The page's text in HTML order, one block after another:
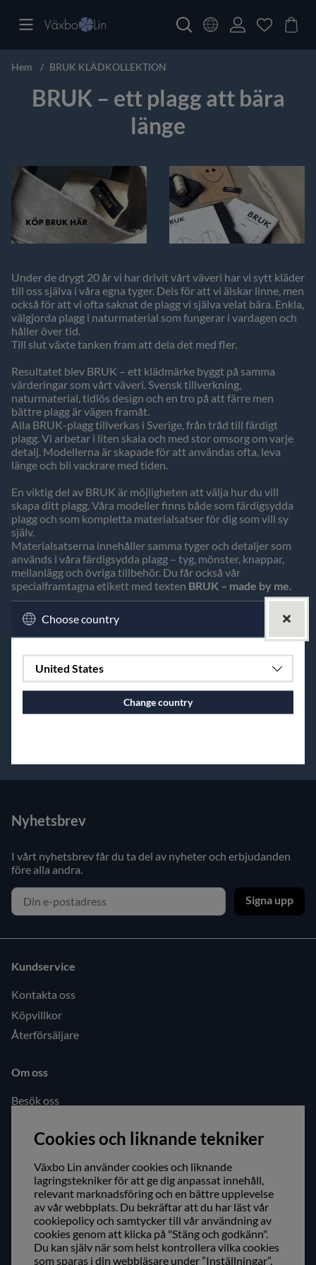
Hem BRUK KLÄDKOLLEKTION
BRUK – ett plagg att bära
länge
Under de drygt 20 år vi har drivit vårt väveri har vi sytt kläder
till oss själva i våra egna tyger. Dels för att vi älskar linne, men
också för att vi ofta saknat de plagg vi själva velat bära. Enkla,
välgjorda plagg i naturmaterial som fungerar i vardagen och
håller över tid.
Till slut växte tanken fram att dela det med fler.
Resultatet blev BRUK – ett klädmärke byggt på samma
värderingar som vårt väveri. Svensk tillverkning,
naturmaterial, tidlös design och en tro på att färre men
bättre plagg är vägen framåt.
Alla BRUK-plagg tillverkas i Sverige, från tråd till färdigt
plagg. Vi arbetar i liten skala och med stor omsorg om varje
detalj. Modellerna är skapade för att användas ofta, leva
länge och bli vackrare med tiden.
En viktig del av BRUK är möjligheten att välja hur du vill
skapa ditt plagg. Våra modeller finns både som färdigsydda
plagg och som kompletta materialsatser för dig som vill sy
själv.
Materialsatserna innehåller samma tyger och detaljer som
används i våra färdigsydda plagg – tyg, mönster, knappar,
mellanlägg och övriga tillbehör. Du får också vår
specialframtagna etikett med texten BRUK – made by me.
Vi hoppas att BRUK kan inspirera till ett mer medvetet sätt
att tänka kring kläder. Att veta var de kommer ifrån. Att
uppskatta hantverket bakom. Och kanske till och med
glädjen i att skapa dem själv.
BRUK är inte skapat för att följa modet.
BRUK är skapat för att brukas, älskas och leva länge.
Choose country
United States
Change country
Nyhetsbrev
I vårt nyhetsbrev får du ta del av nyheter och erbjudanden
före alla andra.
Signa upp
Kundservice
Kontakta oss
Köpvillkor
Återförsäljare
Om oss
Besök oss
Följ oss gärna!
Facebook
Instagram
Säker shopping!
Cookies och liknande tekniker
Växbo Lin använder cookies och liknande
lagringstekniker för att ge dig anpassat innehåll,
relevant marknadsföring och en bättre upplevelse
av vår webbplats. Du bekräftar att du har läst vår
cookiepolicy och samtycker till vår användning av
cookies genom att klicka på "Stäng och godkänn".
Du kan själv när som helst kontrollera vilka cookies
som sparas i din webbläsare under ”Inställningar”.